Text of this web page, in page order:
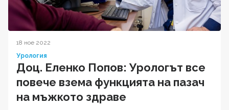
18 ное 2022
Урология
Доц. Еленко Попов: Урологът все
повече взема функцията на пазач
на мъжкото здраве